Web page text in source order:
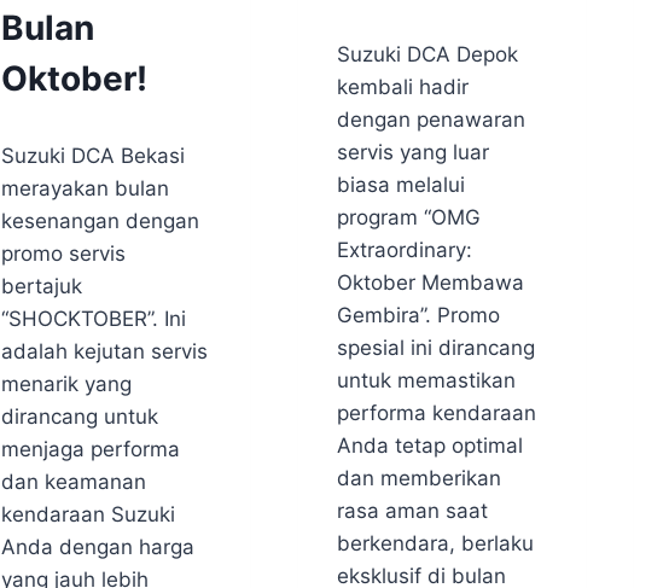
BEKASI
|
PROMO
TERBARU
TERBARU
SUZUKI
BEKASI
|
SUZUKI
Bulan
Oktober!
webmaster
Suzuki DCA Bekasi
merayakan bulan
kesenangan dengan
promo servis
bertajuk
“SHOCKTOBER”. Ini
adalah kejutan servis
menarik yang
dirancang untuk
menjaga performa
dan keamanan
kendaraan Suzuki
Anda dengan harga
yang jauh lebih
|
PROMO
TERBARU
|
PROMO
TERBARU
SUZUKI
|
SUZUKI
DEPOK
webmaster
Suzuki DCA Depok
kembali hadir
dengan penawaran
servis yang luar
biasa melalui
program “OMG
Extraordinary:
Oktober Membawa
Gembira”. Promo
spesial ini dirancang
untuk memastikan
performa kendaraan
Anda tetap optimal
dan memberikan
rasa aman saat
berkendara, berlaku
eksklusif di bulan